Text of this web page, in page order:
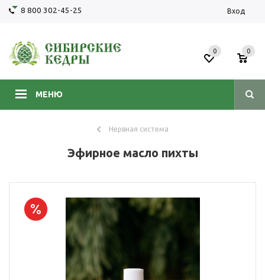
8 800 302-45-25 Вход
МЕНЮ
0 0
Нервная система
Эфирное масло пихты